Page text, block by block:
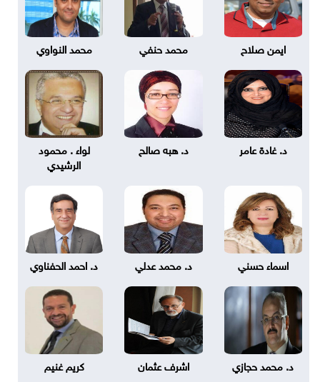
ايمن صلاح محمد حنفي محمد النواوي
د. غادة عامر د. هبه صالح
لواء . محمود
الرشيدي
اسماء حسني د. محمد عدلي د. احمد الحفناوي
د. محمد حجازي اشرف عثمان كريم غنيم